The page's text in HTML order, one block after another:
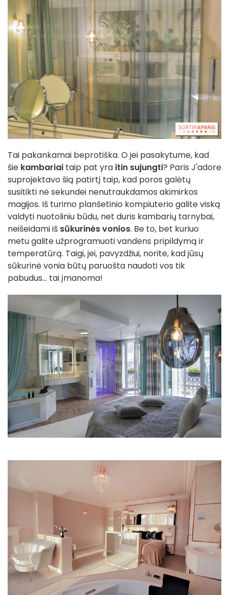
Tai pakankamai beprotiška. O jei pasakytume, kad
šie kambariai taip pat yra itin sujungti? Paris J'adore
suprojektavo šią patirtį taip, kad poros galėtų
susitikti nė sekundei nenutraukdamos akimirkos
magijos. Iš turimo planšetinio kompiuterio galite viską
valdyti nuotoliniu būdu, net duris kambarių tarnybai,
neišeidami iš sūkurinės vonios. Be to, bet kuriuo
metu galite užprogramuoti vandens pripildymą ir
temperatūrą. Taigi, jei, pavyzdžiui, norite, kad jūsų
sūkurinė vonia būtų paruošta naudoti vos tik
pabudus... tai įmanoma!